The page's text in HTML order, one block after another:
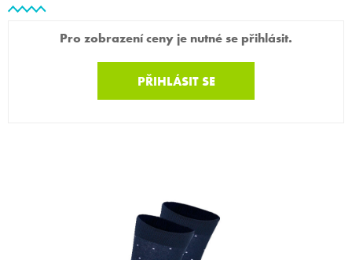
Pro zobrazení ceny je nutné se přihlásit.
PŘIHLÁSIT SE